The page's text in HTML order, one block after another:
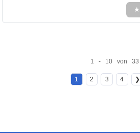
★
1 - 10 von 33
1 2 3 4 ❯